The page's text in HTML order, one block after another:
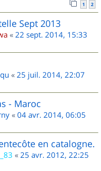
1 2
Sept 2013
« 22 sept. 2014, 15:33
« 25 juil. 2014, 22:07
- Maroc
« 04 avr. 2014, 06:05
en catalogne.
« 25 avr. 2012, 22:25